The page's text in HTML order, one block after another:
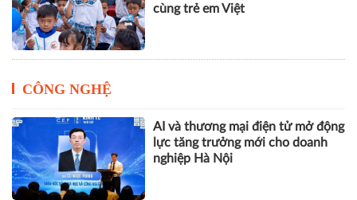
cùng trẻ em Việt
CÔNG NGHỆ
AI và thương mại điện tử mở động
lực tăng trưởng mới cho doanh
nghiệp Hà Nội